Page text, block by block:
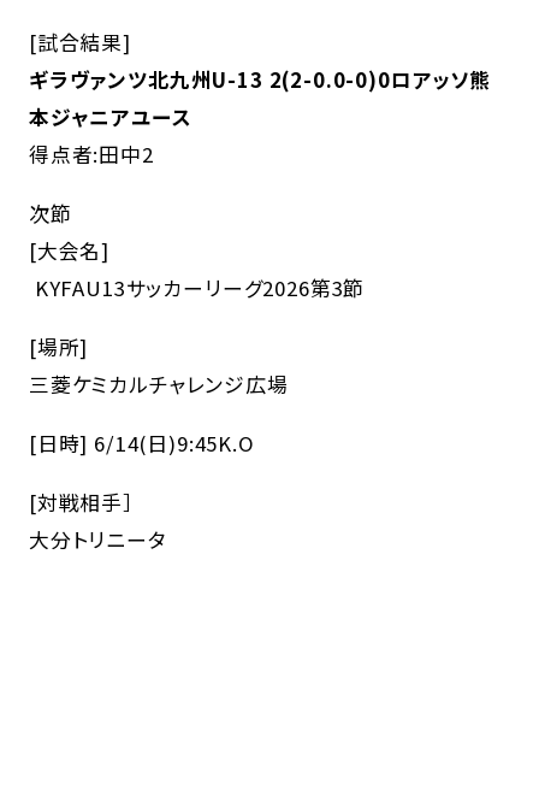
[試合結果]
ギラヴァンツ北九州U-13 2(2-0.0-0)0ロアッソ熊
本ジャニアユース
得点者:田中2
次節
[大会名]
KYFAU13サッカーリーグ2026第3節
[場所]
三菱ケミカルチャレンジ広場
[日時] 6/14(日)9:45K.O
[対戦相手］
大分トリニータ